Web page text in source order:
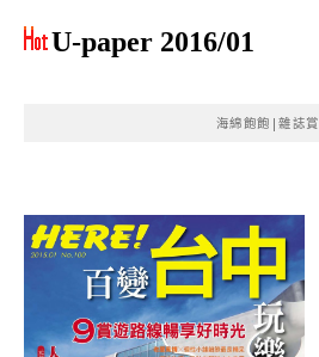
U-paper 2016/01
海綿飽飽|雜誌賞